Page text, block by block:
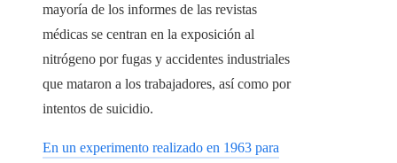
mayoría de los informes de las revistas
médicas se centran en la exposición al
nitrógeno por fugas y accidentes industriales
que mataron a los trabajadores, así como por
intentos de suicidio.
En un experimento realizado en 1963 para